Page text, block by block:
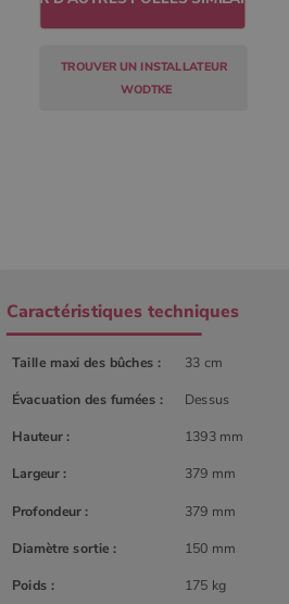
TROUVER UN INSTALLATEUR
WODTKE
Caractéristiques techniques
Taille maxi des bûches :
33 cm
Évacuation des fumées :
Dessus
Hauteur : 1393 mm
Largeur : 379 mm
Profondeur : 379 mm
Diamètre sortie :
150 mm
Poids :
175 kg